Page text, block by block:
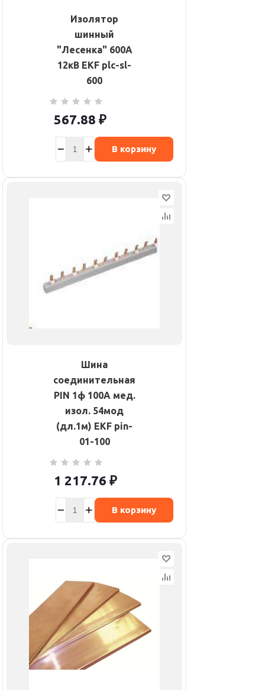
Изолятор
шинный
"Лесенка" 600А
12кВ EKF plc-sl-
600
567.88 ₽
В корзину
Шина
соединительная
PIN 1ф 100А мед.
изол. 54мод
(дл.1м) EKF pin-
01-100
1 217.76 ₽
В корзину